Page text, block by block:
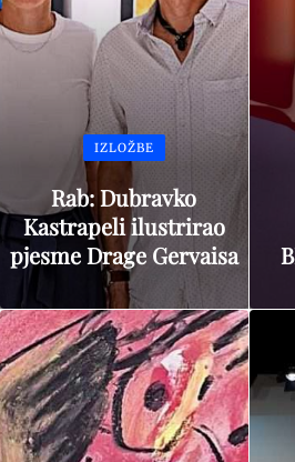
IZLOŽBE
Rab: Dubravko
Kastrapeli ilustrirao
pjesme Drage Gervaisa